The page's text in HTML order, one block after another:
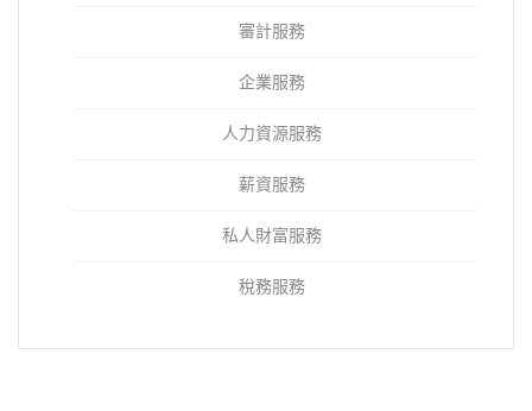
審計服務
企業服務
人力資源服務
薪資服務
私人財富服務
稅務服務